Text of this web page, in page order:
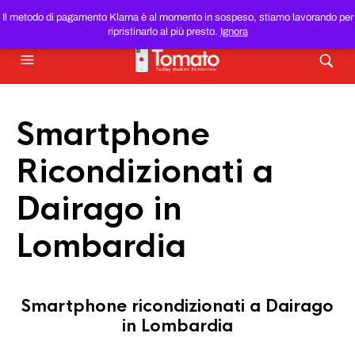
Il metodo di pagamento Klarna è al momento in sospeso, stiamo lavorando per
ripristinarlo al più presto. Ignora
SMARTPHONE E TABLET RICONDIZIONATIAL MIGLIOR
PREZZO DEL WEB!
Smartphone
Ricondizionati a
Dairago in
Lombardia
Smartphone ricondizionati a Dairago
in Lombardia